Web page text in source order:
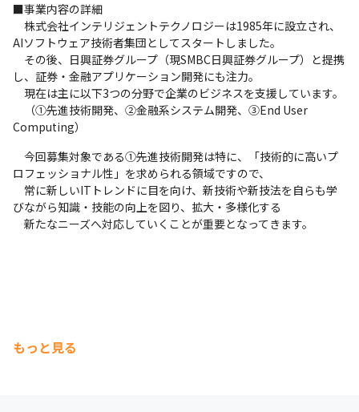
■事業内容の詳細
株式会社インテリジェントテクノロジーは1985年に設立され、
AIソフトウェア技術者集団としてスタートしました。
その後、日興証券グループ（現SMBC日興証券グループ）と提携
し、証券・金融アプリケーション開発にも注力。
現在は主に以下3つの分野で企業のビジネスを支援しています。
（①先進技術開発、②金融系システム開発、③End User
Computing）
今回募集対象である①先進技術開発は特に、「技術的に高いプ
ロフェッショナル性」を求められる領域ですので、
常に新しいITトレンドに目を向け、新技術や新技法を自らも学
びながら知識・技能の向上を図り、拡大・多様化する
新たなニーズへ対応していくことが重要となってきます。
もっと見る